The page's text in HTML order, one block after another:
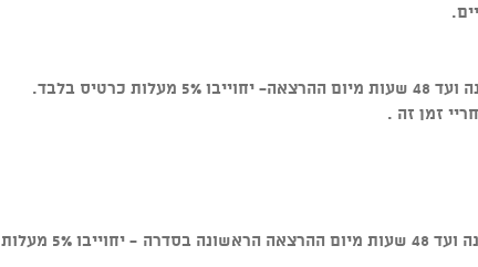
כרטיס בלבד.
זמן זה .
הזמנה שתבוטל (בכתב) מרגע ההזמנה ועד 48 שעות מיום ההרצאה הראשונה בסדרה - יחוייבו 5% מעלות